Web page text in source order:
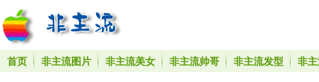
首页 非主流图片 非主流美女 非主流帅哥 非主流发型 非